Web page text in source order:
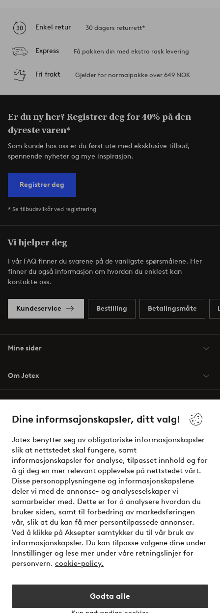
Dine informsajonskapsler, ditt valg!
Jotex benytter seg av obligatoriske informasjonskapsler
slik at nettstedet skal fungere, samt
informasjonskapsler for analyse, tilpasset innhold og for
å gi deg en mer relevant opplevelse på nettstedet vårt.
Disse personopplysningene og informasjonskapslene
deler vi med de annonse- og analyseselskaper vi
samarbeider med. Dette er for å analysere hvordan du
bruker siden, samt til forbedring av markedsføringen
vår, slik at du kan få mer persontilpassede annonser.
Ved å klikke på Aksepter samtykker du til vår bruk av
informasjonskapsler. Du kan tilpasse valgene dine under
Innstillinger og lese mer under våre retningslinjer for
personvern. cookie-policy.
Godta alle
Enkel retur 30 dagers returrett*
Express Få pakken din med ekstra rask levering
Fri frakt Gjelder for normalpakke over 649 NOK
Er du ny her? Registrer deg for 40% på den
dyreste varen*
Som kunde hos oss er du først ute med eksklusive tilbud,
spennende nyheter og mye inspirasjon.
Registrer deg
* Se tilbudsvilkår ved registrering
Vi hjelper deg
I vår FAQ finner du svarene på de vanligste spørsmålene. Her
finner du også informasjon om hvordan du enklest kan
kontakte oss.
Kundeservice Bestilling Betalingsmåte
Mine sider
Om Jotex
Venner
Sikre betalinger - Betal direkte eller del opp
Vil du vite mer om våre betalingsalternativer?
elpy